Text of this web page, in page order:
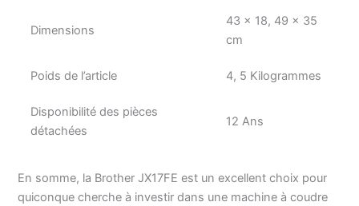
Dimensions
43 x 18, 49 x 35
cm
Poids de l’article 4, 5 Kilogrammes
Disponibilité des pièces
détachées
12 Ans
En somme, la Brother JX17FE est un excellent choix pour
quiconque cherche à investir dans une machine à coudre